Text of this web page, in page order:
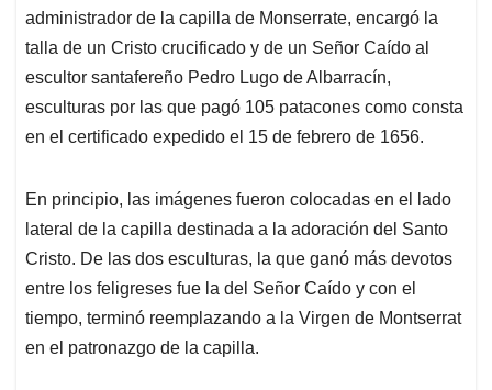
administrador de la capilla de Monserrate, encargó la
talla de un Cristo crucificado y de un Señor Caído al
escultor santafereño Pedro Lugo de Albarracín,
esculturas por las que pagó 105 patacones como consta
en el certificado expedido el 15 de febrero de 1656.
En principio, las imágenes fueron colocadas en el lado
lateral de la capilla destinada a la adoración del Santo
Cristo. De las dos esculturas, la que ganó más devotos
entre los feligreses fue la del Señor Caído y con el
tiempo, terminó reemplazando a la Virgen de Montserrat
en el patronazgo de la capilla.